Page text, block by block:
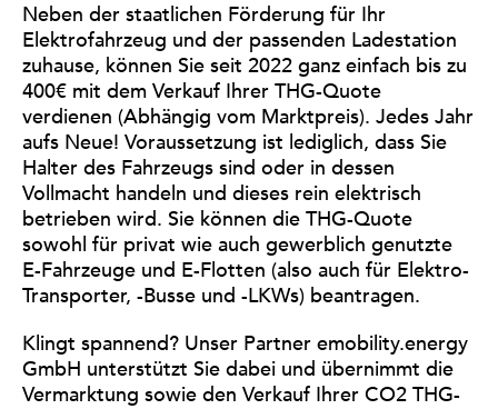
Neben der staatlichen Förderung für Ihr
Elektrofahrzeug und der passenden Ladestation
zuhause, können Sie seit 2022 ganz einfach bis zu
400€ mit dem Verkauf Ihrer THG-Quote
verdienen (Abhängig vom Marktpreis). Jedes Jahr
aufs Neue! Voraussetzung ist lediglich, dass Sie
Halter des Fahrzeugs sind oder in dessen
Vollmacht handeln und dieses rein elektrisch
betrieben wird. Sie können die THG-Quote
sowohl für privat wie auch gewerblich genutzte
E-Fahrzeuge und E-Flotten (also auch für Elektro-
Transporter, -Busse und -LKWs) beantragen.
Klingt spannend? Unser Partner emobility.energy
GmbH unterstützt Sie dabei und übernimmt die
Vermarktung sowie den Verkauf Ihrer CO2 THG-